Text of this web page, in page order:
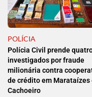
POLÍCIA
Polícia Civil prende
investigados por fraude
milionária contra
de crédito em Marataízes
Cachoeiro